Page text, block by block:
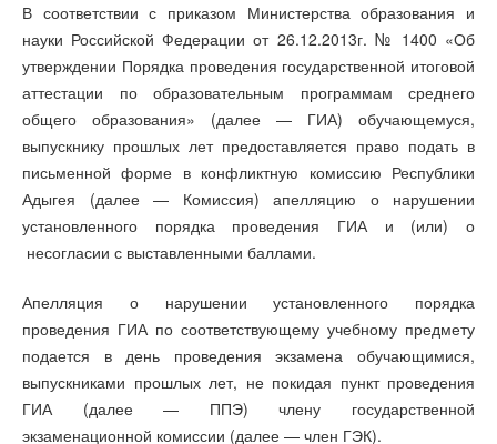
В соответствии с приказом Министерства образования и
науки Российской Федерации от 26.12.2013г. № 1400 «Об
утверждении Порядка проведения государственной итоговой
аттестации по образовательным программам среднего
общего образования» (далее — ГИА) обучающемуся,
выпускнику прошлых лет предоставляется право подать в
письменной форме в конфликтную комиссию Республики
Адыгея (далее — Комиссия) апелляцию о нарушении
установленного порядка проведения ГИА и (или) о
несогласии с выставленными баллами.
Апелляция о нарушении установленного порядка
проведения ГИА по соответствующему учебному предмету
подается в день проведения экзамена обучающимися,
выпускниками прошлых лет, не покидая пункт проведения
ГИА (далее — ППЭ) члену государственной
экзаменационной комиссии (далее — член ГЭК).